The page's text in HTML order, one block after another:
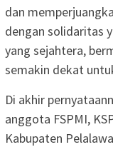
dan
dengan solidaritas
yang sejahtera,
semakin dekat
Di akhir
anggota FSPMI,
Kabupaten